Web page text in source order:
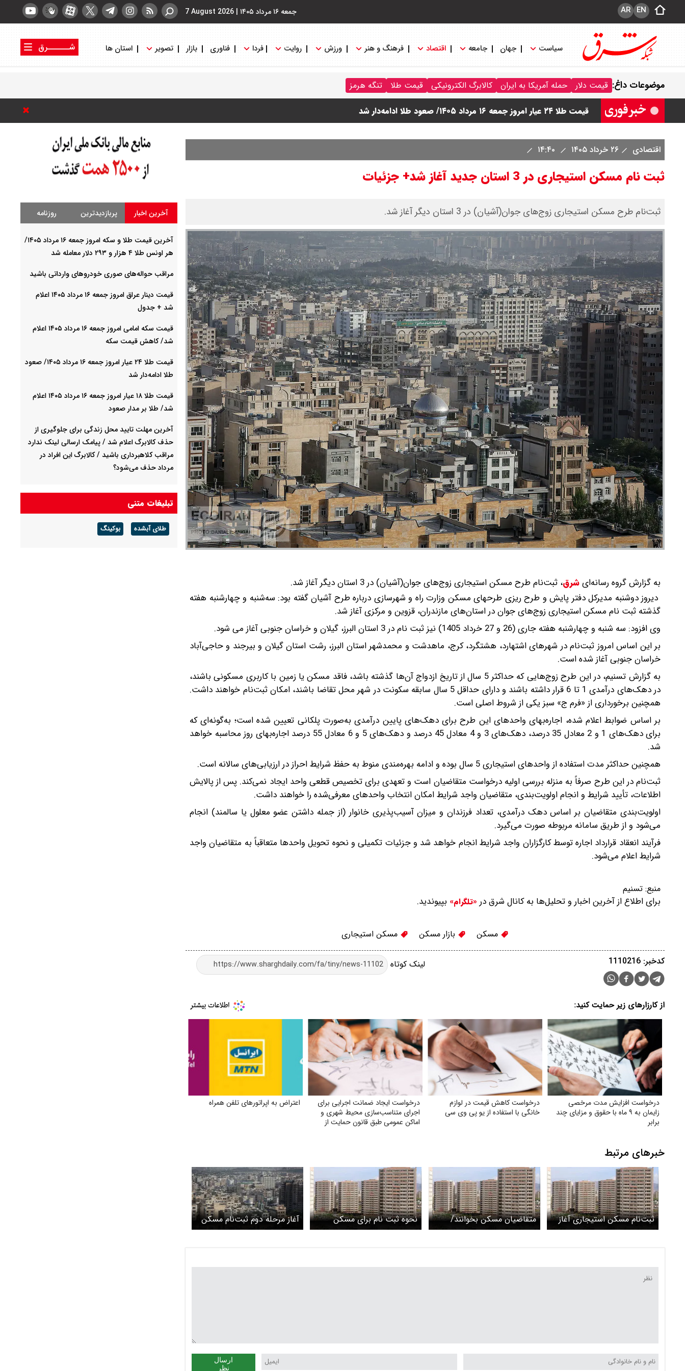
جمعه ۱۶ مرداد ۱۴۰۵ |
7 August 2026 EN
AR
سیاست جهان جامعه اقتصاد فرهنگ و هنر ورزش روایت فردا فناوری بازار تصویر استان ها
شــــــرق
موضوعات داغ: قیمت دلار حمله آمریکا به ایران کالابرگ الکترونیکی قیمت طلا تنگه هرمز
قیمت دینار عراق امروز جمعه ۱۶ مرداد ۱۴۰۵ اعلام شد + جدول
قیمت سکه امامی امروز جمعه ۱۶ مرداد ۱۴۰۵ اعلام شد/ کاهش قیمت سکه
قیمت طلا ۲۴ عیار امروز جمعه ۱۶ مرداد ۱۴۰۵/ صعود طلا ادامه‌دار شد
قیمت نفت امروز جمعه ۱۶ مرداد ۱۴۰۵ / نفت صعودی شد + جدول
اقتصادی ۲۶ خرداد ۱۴۰۵
ثبت نام مسکن استیجاری در 3 استان جدید آغاز شد+ جزئیات
​ثبت‌نام طرح مسکن استیجاری زوج‌های جوان(آشیان) در 3 استان دیگر آغاز شد.
به گزارش گروه رسانه‌ایشرق، ثبت‌نام طرح مسکن استیجاری زوج‌های جوان(آشیان) در 3 استان دیگر آغاز شد.
دیروز دوشنبه مدیرکل دفتر پایش و طرح ریزی طرحهای مسکن وزارت راه و شهرسازی درباره طرح آشیان گفته بود: سه‌شنبه و چهارشنبه هفته
گذشته ثبت نام مسکن استیجاری زوج‌های جوان در استان‌های مازندران، قزوین و مرکزی آغاز شد.
وی افزود: سه شنبه و چهارشنبه هفته جاری (26 و 27 خرداد 1405) نیز ثبت نام در 3 استان البرز، گیلان و خراسان جنوبی آغاز می شود.
بر این اساس امروز ثبت‌نام در شهرهای اشتهارد، هشتگرد، کرج، ماهدشت و محمدشهر استان البرز، رشت استان گیلان و بیرجند و حاجی‌آباد
خراسان جنوبی آغاز شده است.
به گزارش تسنیم، در این طرح زوج‌هایی که حداکثر 5 سال از تاریخ ازدواج آن‌ها گذشته باشد، فاقد مسکن یا زمین با کاربری مسکونی باشند،
در دهک‌های درآمدی 1 تا 6 قرار داشته باشند و دارای حداقل 5 سال سابقه سکونت در شهر محل تقاضا باشند، امکان ثبت‌نام خواهند داشت.
همچنین برخورداری از «فرم ج» سبز یکی از شروط اصلی است.
بر اساس ضوابط اعلام‌ شده، اجاره‌بهای واحدهای این طرح برای دهک‌های پایین درآمدی به‌صورت پلکانی تعیین شده است؛ به‌گونه‌ای که
برای دهک‌های 1 و 2 معادل 35 درصد، دهک‌های 3 و 4 معادل 45 درصد و دهک‌های 5 و 6 معادل 55 درصد اجاره‌بهای روز محاسبه خواهد
شد.
همچنین حداکثر مدت استفاده از واحدهای استیجاری 5 سال بوده و ادامه بهره‌مندی منوط به حفظ شرایط احراز در ارزیابی‌های سالانه است.
ثبت‌نام در این طرح صرفاً به منزله بررسی اولیه درخواست متقاضیان است و تعهدی برای تخصیص قطعی واحد ایجاد نمی‌کند. پس از پالایش
اطلاعات، تأیید شرایط و انجام اولویت‌بندی، متقاضیان واجد شرایط امکان انتخاب واحدهای معرفی‌شده را خواهند داشت.
اولویت‌بندی متقاضیان بر اساس دهک درآمدی، تعداد فرزندان و میزان آسیب‌پذیری خانوار (از جمله داشتن عضو معلول یا سالمند) انجام
می‌شود و از طریق سامانه مربوطه صورت می‌گیرد.
فرآیند انعقاد قرارداد اجاره توسط کارگزاران واجد شرایط انجام خواهد شد و جزئیات تکمیلی و نحوه تحویل واحدها متعاقباً به متقاضیان واجد
شرایط اعلام می‌شود.
منبع: تسنیم
برای اطلاع از آخرین اخبار و تحلیل‌ها به کانال شرق در «تلگرام» بپیوندید.
مسکن بازار مسکن مسکن استیجاری
لینک کوتاه کدخبر: 1110216
از کارزارهای زیر حمایت کنید:
درخواست افزایش مدت مرخصی
زایمان به ۹ ماه با حقوق و مزایای چند
برابر
درخواست کاهش قیمت در لوازم
خانگی با استفاده از یو پی وی سی
درخواست ایجاد ضمانت اجرایی برای
اجرای متناسب‌سازی محیط شهری و
اماکن عمومی طبق قانون حمایت از
اعتراض به اپراتورهای تلفن همراه
خبرهای مرتبط
ثبت‌نام مسکن استیجاری آغاز
شد/ شروط لازم چیست؟
متقاضیان مسکن بخوانند/
جزئیات مسکن استیجاری
نحوه ثبت نام برای مسکن
استیجاری دولتی اعلام شد+
آغاز مرحله دوم ثبت‌نام مسکن
استیجاری زوج‌های جوان، از
ارسال
نظر
آخرین اخبار پربازدیدترین روزنامه
آخرین قیمت طلا و سکه امروز جمعه ۱۶ مرداد ۱۴۰۵/
هر اونس طلا ۴ هزار و ٢٩٣ دلار معامله شد
مراقب حواله‌های صوری خودروهای وارداتی باشید
قیمت دینار عراق امروز جمعه ۱۶ مرداد ۱۴۰۵ اعلام
شد + جدول
قیمت سکه امامی امروز جمعه ۱۶ مرداد ۱۴۰۵ اعلام
شد/ کاهش قیمت سکه
قیمت طلا ۲۴ عیار امروز جمعه ۱۶ مرداد ۱۴۰۵/ صعود
طلا ادامه‌دار شد
قیمت طلا ۱۸ عیار امروز جمعه ۱۶ مرداد ۱۴۰۵ اعلام
شد/ طلا بر مدار صعود
آخرین مهلت تایید محل زندگی برای جلوگیری از
حذف کالابرگ اعلام شد / پیامک ارسالی لینک ندارد
مراقب کلاهبرداری باشید / کالابرگ این افراد در
مرداد حذف می‌شود؟
صعودی شد + جدول
چرا معوقات بازنشستگان تامین اجتماعی پرداخت
نمی شود؟
تبلیغات متنی
طلای آبشده بوکینگ